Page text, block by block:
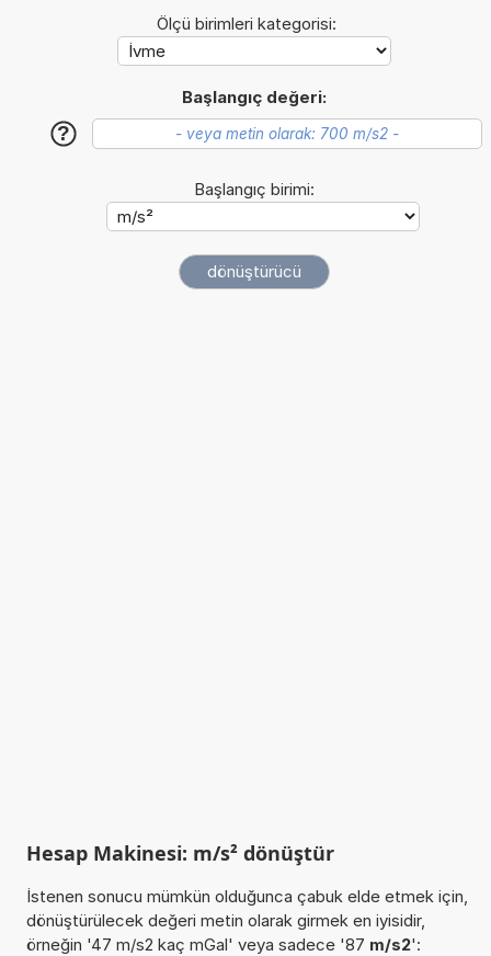
Ölçü birimleri kategorisi:
Başlangıç değeri:
?
Başlangıç birimi:
Hesap Makinesi: m/s² dönüştür
İstenen sonucu mümkün olduğunca çabuk elde etmek için,
dönüştürülecek değeri metin olarak girmek en iyisidir,
örneğin '47 m/s2 kaç mGal' veya sadece '87 m/s2':